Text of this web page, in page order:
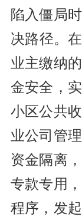
陷入僵局
决路径。
业主缴纳
金安全，
小区公共
业公司管
资金隔离
专款专用
程序，发